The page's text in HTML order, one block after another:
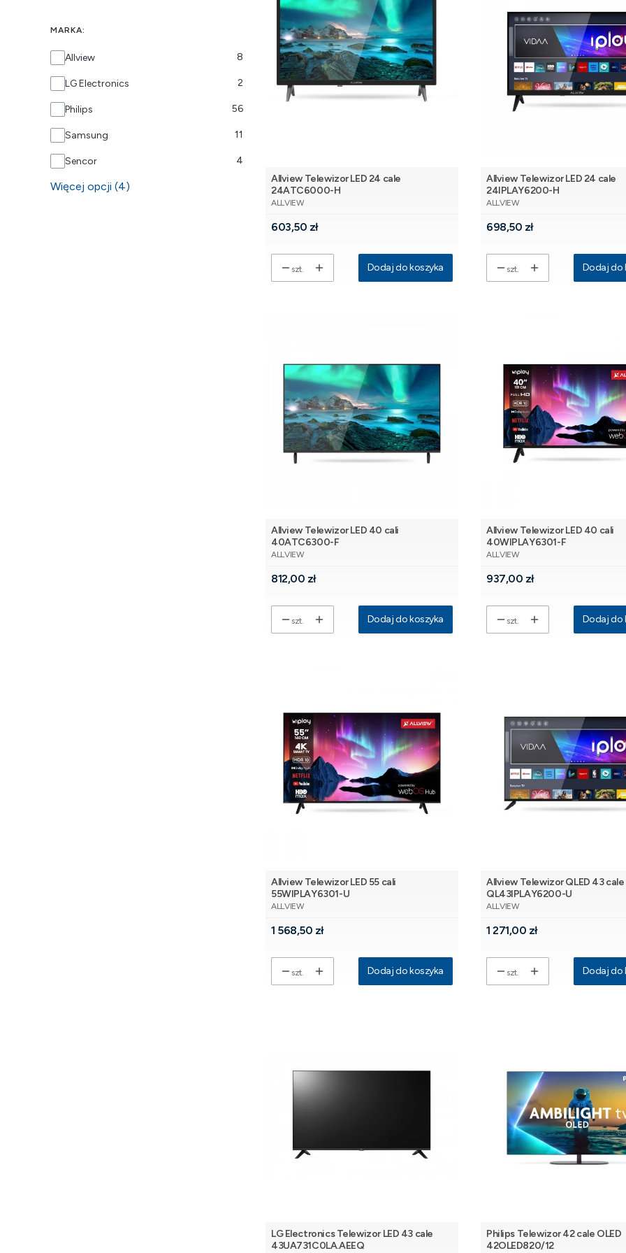
MARKA:
MarkaAllview 8
LG Electronics 2
Philips 56
Samsung 11
Sencor 4
Więcej opcji (4)
Allview Telewizor LED 24 cale
24ATC6000-H
PRODUCENT
ALLVIEW
Cena
603,50 zł
szt. Dodaj do koszyka
Allview Telewizor LED 24 cale
24IPLAY6200-H
PRODUCENT
ALLVIEW
Cena
698,50 zł
szt. Dodaj do
Allview Telewizor LED 40 cali
40ATC6300-F
PRODUCENT
ALLVIEW
Cena
812,00 zł
szt. Dodaj do koszyka
Allview Telewizor LED 40 cali
40WIPLAY6301-F
PRODUCENT
ALLVIEW
Cena
937,00 zł
szt. Dodaj do
Allview Telewizor LED 55 cali
55WIPLAY6301-U
PRODUCENT
ALLVIEW
Cena
1 568,50 zł
szt. Dodaj do koszyka
Allview Telewizor QLED 43 cale
QL43IPLAY6200-U
PRODUCENT
ALLVIEW
Cena
1 271,00 zł
szt. Dodaj do
LG Electronics Telewizor LED 43 cale
43UA731C0LA.AEEQ
Philips Telewizor 42 cale OLED
42OLED820/12